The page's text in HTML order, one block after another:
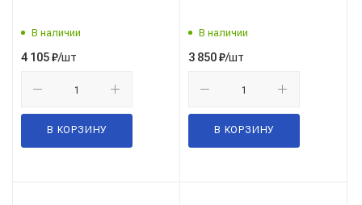
S03601048
В наличии
4 105₽/шт
В КОРЗИНУ
S03601048
В наличии
3 850₽/шт
В КОРЗИНУ